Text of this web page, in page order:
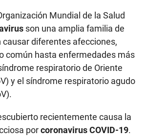
Mundial de la Salud
son una amplia familia de
causar diferentes afecciones,
común hasta enfermedades más
respiratorio de Oriente
y el síndrome respiratorio agudo
recientemente causa la
porcoronavirus COVID-19.